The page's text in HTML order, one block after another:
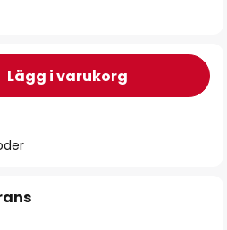
Lägg i varukorg